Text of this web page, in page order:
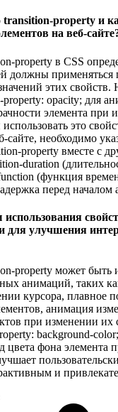
transition-property и
на веб-
property в CSS
должны
этих
property: opacity; для
элемента при
это
сайте, необходимо
property вместе с
duration
(функция
перед
для улучшения
property может быть
анимаций, таких
курсора, плавное
анимация
при изменении их
background-
цвета фона элемента
и